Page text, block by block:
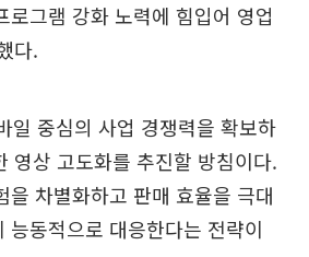
로그램 강화 노력에 힘입어 영업
다.
일 중심의 사업 경쟁력을 확보하
영상 고도화를 추진할 방침이다.
을 차별화하고 판매 효율을 극대
능동적으로 대응한다는 전략이